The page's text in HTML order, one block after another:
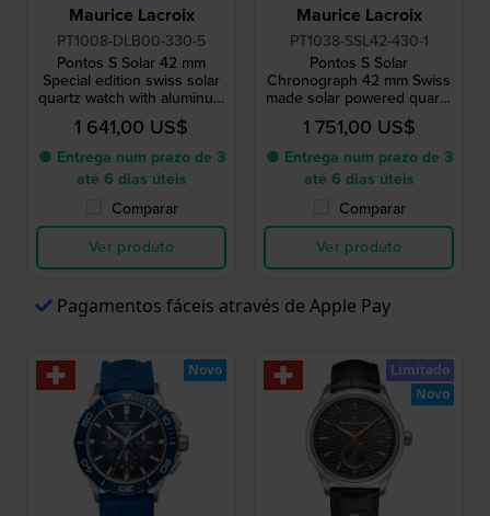
Maurice Lacroix
PT1008-DLB00-330-5
Pontos S Solar 42 mm
Special edition swiss solar
quartz watch with aluminum
bezel
1 641,00 US$
● Entrega num prazo de 3
até 6 dias úteis
Comparar
Ver produto
Maurice Lacroix
PT1038-SSL42-430-1
Pontos S Solar
Chronograph 42 mm Swiss
made solar powered quartz
chronograph
1 751,00 US$
● Entrega num prazo de 3
até 6 dias úteis
Comparar
Ver produto
Pagamentos fáceis através de Apple Pay
Novo
Limitado
Novo